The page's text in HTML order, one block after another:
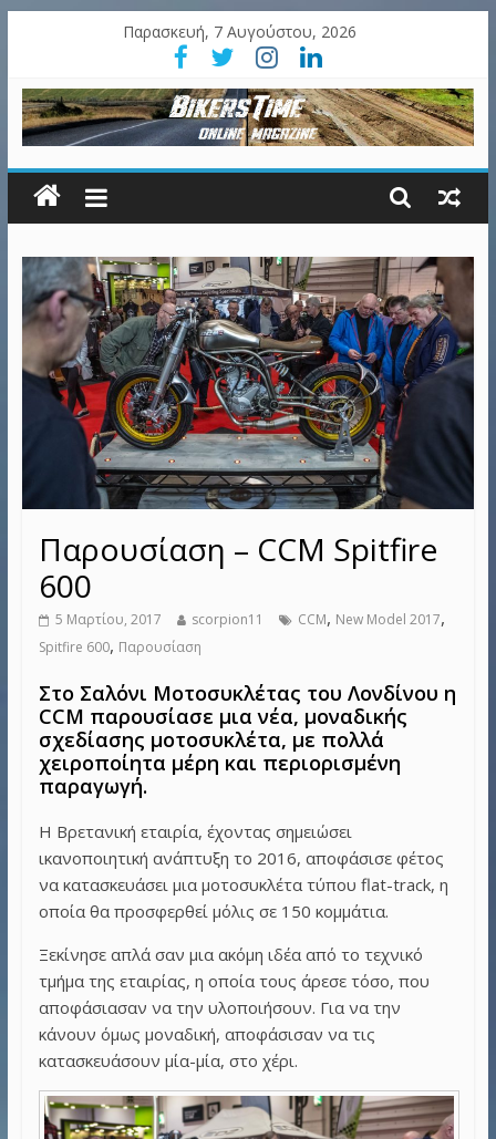
Παρασκευή, 7 Αυγούστου, 2026
Παρουσίαση – CCM Spitfire
600
5 Μαρτίου, 2017 scorpion11 CCM, New Model 2017,
Spitfire 600, Παρουσίαση
Στο Σαλόνι Μοτοσυκλέτας του Λονδίνου η
CCM παρουσίασε μια νέα, μοναδικής
σχεδίασης μοτοσυκλέτα, με πολλά
χειροποίητα μέρη και περιορισμένη
παραγωγή.
Η Βρετανική εταιρία, έχοντας σημειώσει
ικανοποιητική ανάπτυξη το 2016, αποφάσισε φέτος
να κατασκευάσει μια μοτοσυκλέτα τύπου flat-track, η
οποία θα προσφερθεί μόλις σε 150 κομμάτια.
Ξεκίνησε απλά σαν μια ακόμη ιδέα από το τεχνικό
τμήμα της εταιρίας, η οποία τους άρεσε τόσο, που
αποφάσιασαν να την υλοποιήσουν. Για να την
κάνουν όμως μοναδική, αποφάσισαν να τις
κατασκευάσουν μία-μία, στο χέρι.